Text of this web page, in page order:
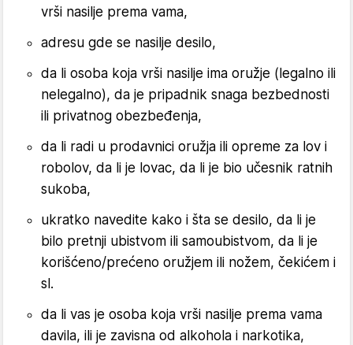
vrši nasilje prema vama,
adresu gde se nasilje desilo,
da li osoba koja vrši nasilje ima oružje (legalno ili
nelegalno), da je pripadnik snaga bezbednosti
ili privatnog obezbeđenja,
da li radi u prodavnici oružja ili opreme za lov i
robolov, da li je lovac, da li je bio učesnik ratnih
sukoba,
ukratko navedite kako i šta se desilo, da li je
bilo pretnji ubistvom ili samoubistvom, da li je
korišćeno/prećeno oružjem ili nožem, čekićem i
sl.
da li vas je osoba koja vrši nasilje prema vama
davila, ili je zavisna od alkohola i narkotika,